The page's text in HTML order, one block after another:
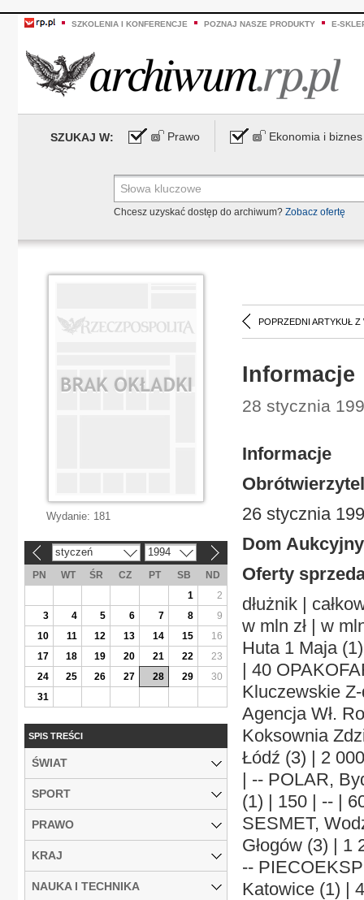
SZKOLENIA I KONFERENCJE POZNAJ NASZE PRODUKTY E-
SZUKAJ W: Prawo Ekonomia i biznes
Chcesz uzyskać dostęp do archiwum? Zobacz ofertę
POPRZEDNI ARTYKUŁ Z
Informacje
28 stycznia
Informacje
26 stycznia
Dom
Oferty
dłużnik |
w mln zł | w
Huta 1 Maja
| 40
Kluczewskie
Agencja Wł.
Koksownia
Łódź (3) | 2
| -- POLAR,
(1) | 150 | -- |
SESMET,
Głogów (3) |
--
Katowice (1) |
Wydanie: 181
styczeń 1994
PN WT ŚR CZ PT SB
ND
1
2
3
4 5 6 7 8
9
10
11 12 13 14 15
16
17
18 19 20 21 22
23
24
25 26 27 28 29
30
31
SPIS TREŚCI
ŚWIAT
SPORT
PRAWO
KRAJ
NAUKA I TECHNIKA